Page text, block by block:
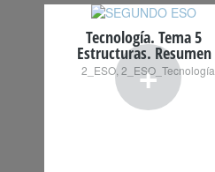
+
Tecnología. Tema 5
Estructuras. Resumen
2_ESO, 2_ESO_Tecnología